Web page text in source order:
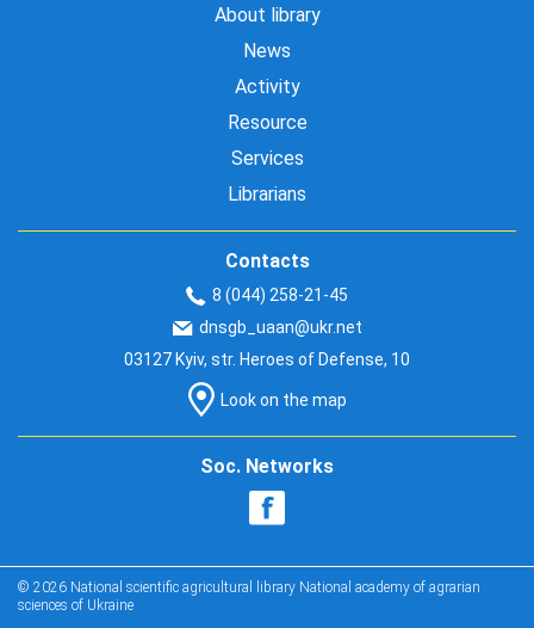
About library
News
Activity
Resource
Services
Librarians
Contacts
8 (044) 258-21-45
dnsgb_uaan@ukr.net
03127 Kyiv, str. Heroes of Defense, 10
Look on the map
Soc. Networks
© 2026 National scientific agricultural library National academy of agrarian
sciences of Ukraine